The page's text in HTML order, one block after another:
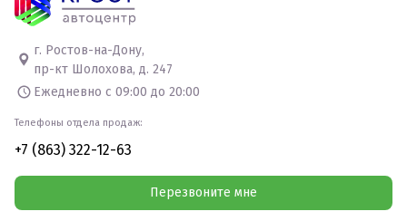
г. Ростов-на-Дону,
пр-кт Шолохова, д. 247
Ежедневно с 09:00 до 20:00
Телефоны отдела продаж:
+7 (863) 322-12-63
Перезвоните мне